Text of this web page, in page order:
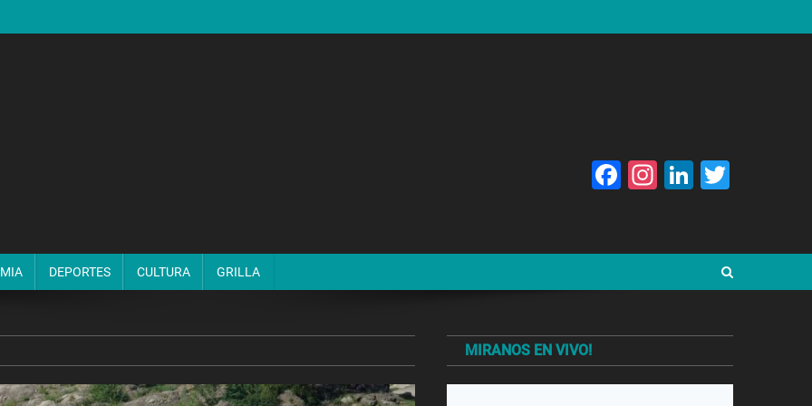
Facebook
Instagram
LinkedIn
DEPORTES CULTURA GRILLA
MIRANOS EN VIVO!